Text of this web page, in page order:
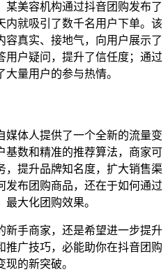
某美容机构通过抖音团购发布了
内就吸引了数千名用户下单。该
容真实、接地气，向用户展示了
用户疑问，提升了信任度；通过
量用户的参与热情。
媒体人提供了一个全新的流量变
基数和精准的推荐算法，商家可
，提升品牌知名度，扩大销售渠
发布团购商品，还在于如何通过
大化团购效果。
新手商家，还是希望进一步提升
推广技巧，必能助你在抖音团购
的新突破。